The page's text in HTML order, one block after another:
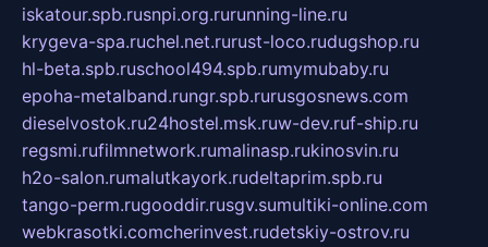
iskatour.spb.rusnpi.org.rurunning-line.ru
krygeva-spa.ruchel.net.rurust-loco.rudugshop.ru
hl-beta.spb.ruschool494.spb.rumymubaby.ru
epoha-metalband.rungr.spb.rurusgosnews.com
dieselvostok.ru24hostel.msk.ruw-dev.ruf-ship.ru
regsmi.rufilmnetwork.rumalinasp.rukinosvin.ru
h2o-salon.rumalutkayork.rudeltaprim.spb.ru
tango-perm.rugooddir.rusgv.sumultiki-online.com
webkrasotki.comcherinvest.rudetskiy-ostrov.ru